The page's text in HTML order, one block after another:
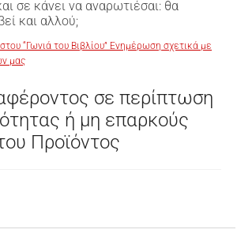
σε κάνει να αναρωτιέσαι: θα
και αλλού;
“Γωνιά του Βιβλίου” Ενημέρωση σχετικά με
μας
σε περίπτωση
ή μη επαρκούς
Προϊόντος